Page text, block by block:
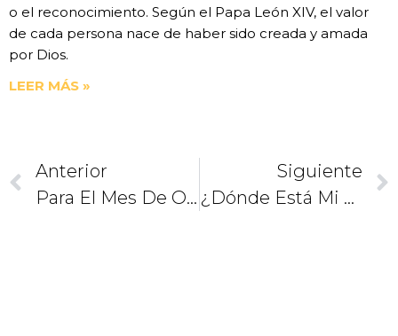
o el reconocimiento. Según el Papa León XIV, el valor
de cada persona nace de haber sido creada y amada
por Dios.
LEER MÁS »
Anterior
Para El Mes De Octubre. Elvis Presley Y El Rosario
Siguiente
¿Dónde Está Mi Corazón? Un Sueño Revelador